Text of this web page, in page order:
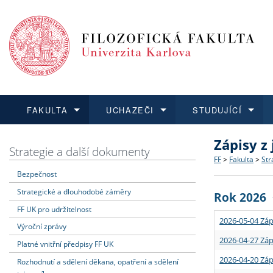
FAKULTA
Dozvědět se více
Struktura
Strategie
Podpora
UCHAZEČI
Podat přihlášku
Co
Učitelské
STUDUJÍCÍ
Dozvědět se více
Rigorózní
Dozvědět se více
O vědě a
Granty a
Dozvědět se více
Aktuální
Strategie a další dokumenty
Bezpečnost
Strategické a dlouhodobé záměry
FF UK pro udržitelnost
Výroční zprávy
Platné vnitřní předpisy FF UK
Rozhodnutí a sdělení děkana, opatření a sdělení
Zápisy
FF > Fakulta >
Rok 2026
2026-05-04
2026-04-27
2026-04-20